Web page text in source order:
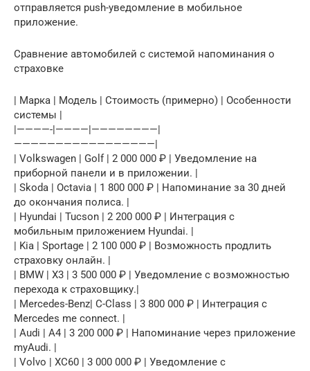
отправляется push-уведомление в мобильное
приложение.
Сравнение автомобилей с системой напоминания о
страховке
| Марка | Модель | Стоимость (примерно) | Особенности
системы |
|————-|————|————————|
—————————————————|
| Volkswagen | Golf | 2 000 000 ₽ | Уведомление на
приборной панели и в приложении. |
| Skoda | Octavia | 1 800 000 ₽ | Напоминание за 30 дней
до окончания полиса. |
| Hyundai | Tucson | 2 200 000 ₽ | Интеграция с
мобильным приложением Hyundai. |
| Kia | Sportage | 2 100 000 ₽ | Возможность продлить
страховку онлайн. |
| BMW | X3 | 3 500 000 ₽ | Уведомление с возможностью
перехода к страховщику.|
| Mercedes-Benz| C-Class | 3 800 000 ₽ | Интеграция с
Mercedes me connect. |
| Audi | A4 | 3 200 000 ₽ | Напоминание через приложение
myAudi. |
| Volvo | XC60 | 3 000 000 ₽ | Уведомление с